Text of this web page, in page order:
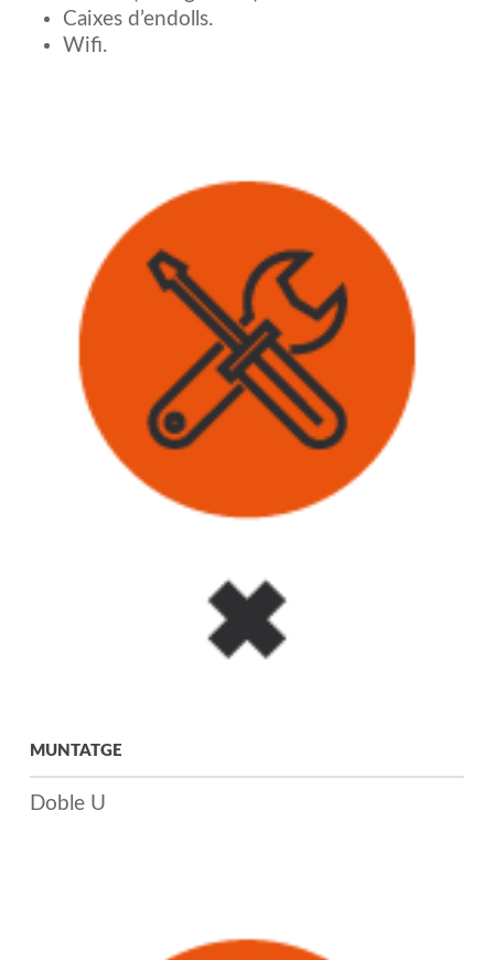
Caixes d’endolls.
Wifi.
MUNTATGE
Doble U